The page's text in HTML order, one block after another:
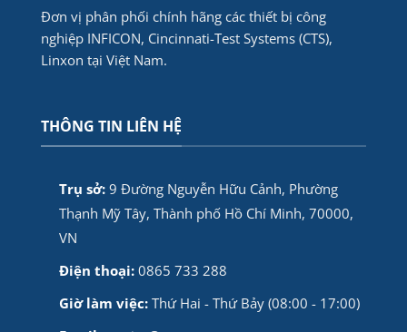
Đơn vị phân phối chính hãng các thiết bị công
nghiệp INFICON, Cincinnati-Test Systems (CTS),
Linxon tại Việt Nam.
THÔNG TIN LIÊN HỆ
Trụ sở: 9 Đường Nguyễn Hữu Cảnh, Phường
Thạnh Mỹ Tây, Thành phố Hồ Chí Minh, 70000,
VN
Điện thoại:0865 733 288
Giờ làm việc:Thứ Hai - Thứ Bảy (08:00 - 17:00)